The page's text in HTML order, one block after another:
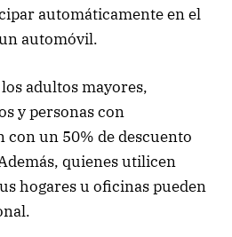
automáticamente en el
automóvil.
adultos mayores,
y personas con
con un 50% de descuento
quienes utilicen
hogares u oficinas pueden